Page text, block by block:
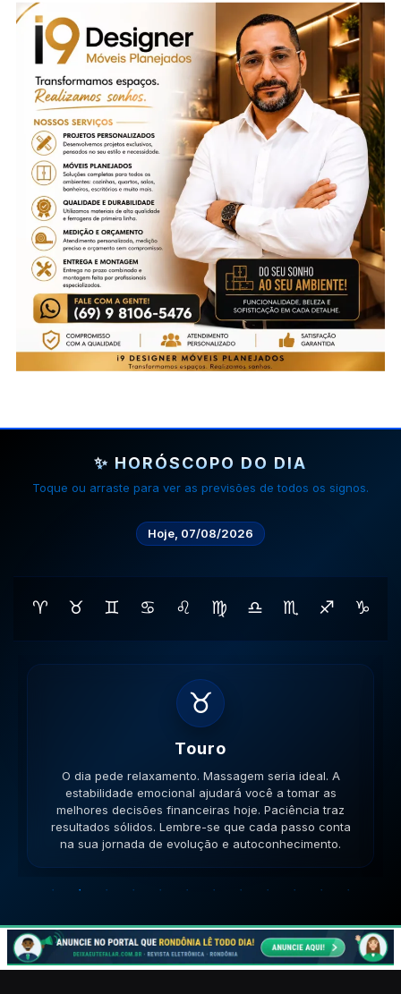
✨ HORÓSCOPO DO DIA
Toque ou arraste para ver as previsões de todos os signos.
Hoje, 07/08/2026
♈ ♉ ♊ ♋ ♌ ♍ ♎ ♏ ♐ ♑
♊
Gemeos
O dia pede movimento. Caminhe, corra, pedale. A
versatilidade é seu ponto forte; use-a para resolver
impasses de forma criativa. A versatilidade ajudará no
sucesso. Lembre-se que cada passo conta na sua
jornada de evolução e autoconhecimento.